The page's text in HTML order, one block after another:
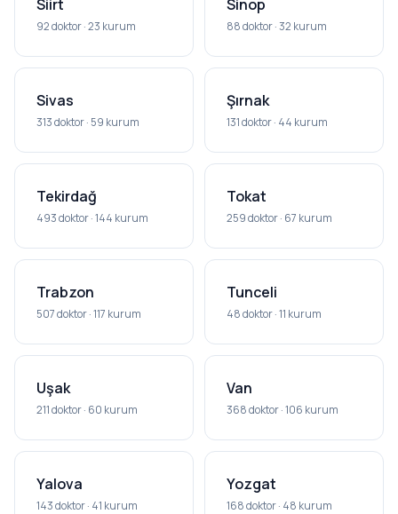
Siirt
92 doktor · 23 kurum
Sinop
88 doktor · 32 kurum
Sivas
313 doktor · 59 kurum
Şırnak
131 doktor · 44 kurum
Tekirdağ
493 doktor · 144 kurum
Tokat
259 doktor · 67 kurum
Trabzon
507 doktor · 117 kurum
Tunceli
48 doktor · 11 kurum
Uşak
211 doktor · 60 kurum
Van
368 doktor · 106 kurum
Yalova
143 doktor · 41 kurum
Yozgat
168 doktor · 48 kurum